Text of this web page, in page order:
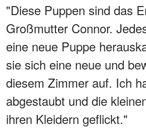
"Diese Puppen sind das
Großmutter Connor.
eine neue Puppe
sie sich eine neue und
diesem Zimmer auf. Ich
abgestaubt und die
ihren Kleidern geflickt."